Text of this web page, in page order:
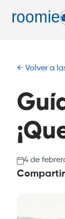
Volver a
4 de
Compartir